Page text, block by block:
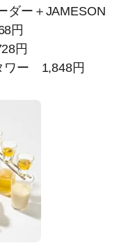
ダー＋JAMESON
円
円
ワー 1,848円